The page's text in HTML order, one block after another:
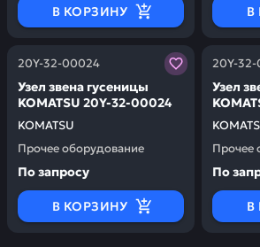
В КОРЗИНУ В
20Y-32-00024
KOMATSU
Узел звена гусеницы
KOMATSU 20Y-32-00024
Прочее оборудование
Заказывая запчасти у нас, вы
По запросу
В КОРЗИНУ
20Y-
Узел
Прочее
По
В